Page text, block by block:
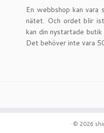
En webbshop kan
nätet. Och ordet blir
kan din nystartade
Det behöver inte vara
· © 2026